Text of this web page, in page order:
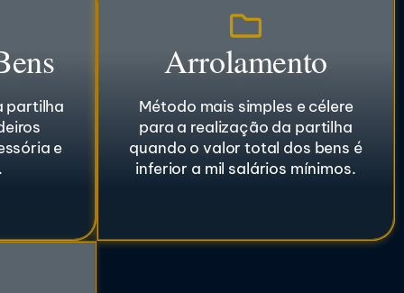
partilha
e
Arrolamento
Método mais simples e célere
para a realização da partilha
quando o valor total dos bens é
inferior a mil salários mínimos.